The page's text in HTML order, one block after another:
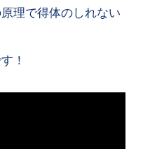
理で得体のしれない
！